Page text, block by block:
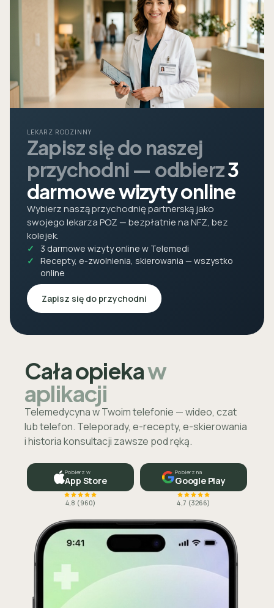
LEKARZ RODZINNY
Zapisz się do naszej
przychodni — odbierz3
darmowe wizyty online
Wybierz naszą przychodnię partnerską jako
swojego lekarza POZ — bezpłatnie na NFZ, bez
kolejek.
3 darmowe wizyty online w Telemedi
Recepty, e-zwolnienia, skierowania — wszystko
online
Zapisz się do przychodni
Cała opiekaw
aplikacji
Telemedycyna w Twoim telefonie — wideo, czat
lub telefon. Teleporady, e-recepty, e-skierowania
i historia konsultacji zawsze pod ręką.
Pobierz w
App Store
4,8 (960)
Pobierz na
Google Play
4,7 (3266)